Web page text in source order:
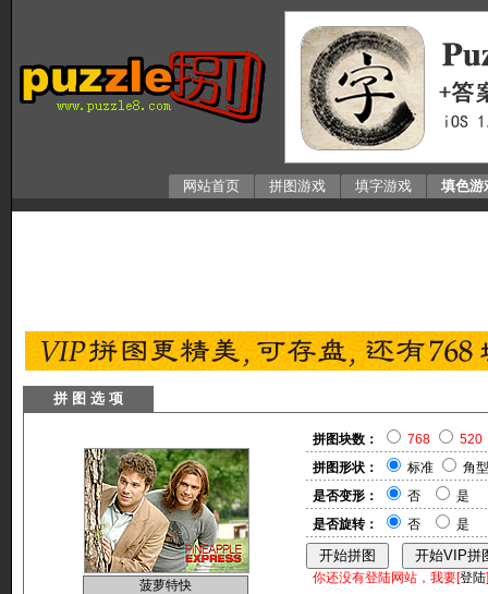
网站首页 拼图游戏 填字游戏 填色游
拼 图 选 项
菠萝特快
拼图块数： 768
520
拼图形状：
标准
角型
是否变形：
否
是
是否旋转：
否 是
你还没有登陆网站，我要[登陆